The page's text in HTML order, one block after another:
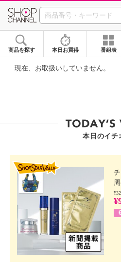
SHOP
商品を探す 本日お買得 番組表
現在、お取扱いしていません。
本日のイチ